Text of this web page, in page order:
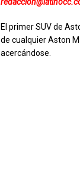
El primer SUV de
de cualquier Aston
acercándose.